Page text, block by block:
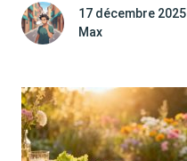
17 décembre 2025
Max